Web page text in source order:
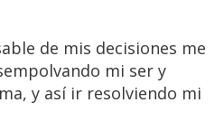
de mis decisiones me
mi ser y
y así ir resolviendo mi